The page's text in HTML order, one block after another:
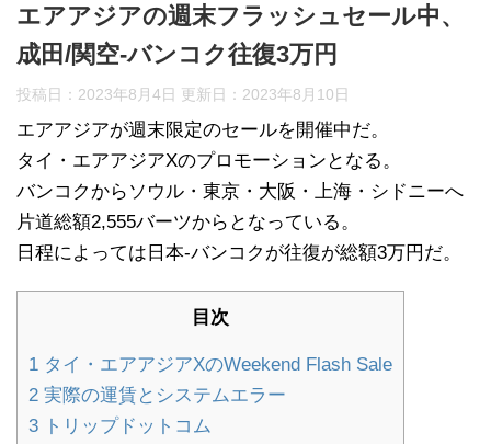
エアアジアの週末フラッシュセール中、
成田/関空-バンコク往復3万円
投稿日：2023年8月4日 更新日： 2023年8月10日
エアアジアが週末限定のセールを開催中だ。
タイ・エアアジアXのプロモーションとなる。
バンコクからソウル・東京・大阪・上海・シドニーへ
片道総額2,555バーツからとなっている。
日程によっては日本-バンコクが往復が総額3万円だ。
目次
1 タイ・エアアジアXのWeekend Flash Sale
2 実際の運賃とシステムエラー
3 トリップドットコム